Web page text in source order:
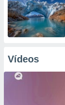
Vídeos